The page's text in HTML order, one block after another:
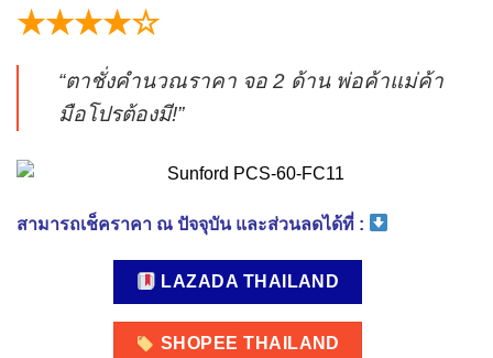
★★★★☆
“ตาชั่งคำนวณราคา จอ 2 ด้าน พ่อค้าแม่ค้า
มือโปรต้องมี!”
สามารถเช็คราคา ณ ปัจจุบัน และส่วนลดได้ที่ :
LAZADA THAILAND
SHOPEE THAILAND